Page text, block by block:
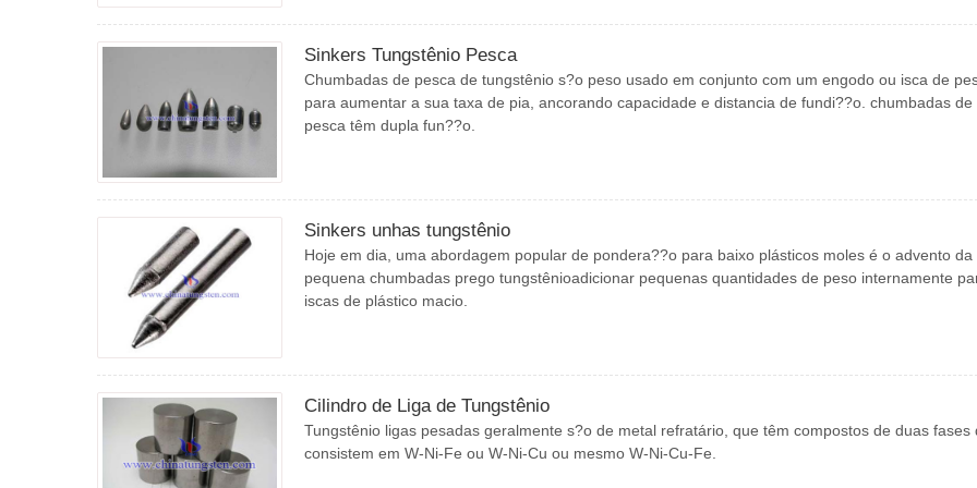
Sinkers Tungstênio Pesca
Chumbadas de pesca de tungstênio s?o peso usado em conjunto com um engodo ou isca de
para aumentar a sua taxa de pia, ancorando capacidade e distancia de fundi??o. chumbadas de
pesca têm dupla fun??o.
Sinkers unhas tungstênio
Hoje em dia, uma abordagem popular de pondera??o para baixo plásticos moles é o advento da
pequena chumbadas prego tungstênioadicionar pequenas quantidades de peso internamente
iscas de plástico macio.
Cilindro de Liga de Tungstênio
Tungstênio ligas pesadas geralmente s?o de metal refratário, que têm compostos de duas fases
consistem em W-Ni-Fe ou W-Ni-Cu ou mesmo W-Ni-Cu-Fe.